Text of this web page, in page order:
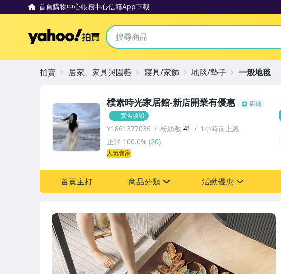
首頁購物中心帳務中心信箱App下載
Yahoo拍賣
樸素時光家居館-新店開業有優惠
店鋪
實名驗證
Y1861377036 粉絲數 41
1小時前上線
正評 100.0% (20)
人氣賣家
首頁主打 商品分類 活動優惠
拍賣 居家、家具與園藝 寢具/家飾 地毯/墊子 一般地毯